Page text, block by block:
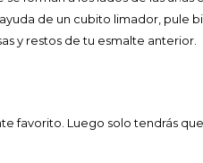
de un cubito limador, pule
y restos de tu esmalte anterior.
favorito. Luego solo tendrás que